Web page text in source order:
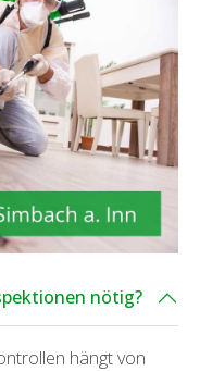
nötig?
hängt von